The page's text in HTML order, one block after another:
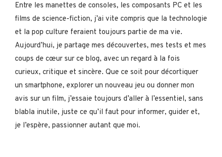
Entre les manettes de consoles, les composants PC et les
films de science-fiction, j’ai vite compris que la technologie
et la pop culture feraient toujours partie de ma vie.
Aujourd’hui, je partage mes découvertes, mes tests et mes
coups de cœur sur ce blog, avec un regard à la fois
curieux, critique et sincère. Que ce soit pour décortiquer
un smartphone, explorer un nouveau jeu ou donner mon
avis sur un film, j’essaie toujours d’aller à l’essentiel, sans
blabla inutile, juste ce qu’il faut pour informer, guider et,
je l’espère, passionner autant que moi.